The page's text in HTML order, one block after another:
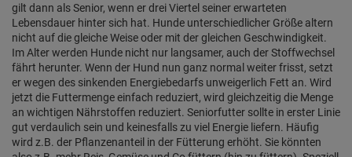
gilt dann als Senior, wenn er drei Viertel seiner erwarteten
Lebensdauer hinter sich hat. Hunde unterschiedlicher Größe altern
nicht auf die gleiche Weise oder mit der gleichen Geschwindigkeit.
Im Alter werden Hunde nicht nur langsamer, auch der Stoffwechsel
fährt herunter. Wenn der Hund nun ganz normal weiter frisst, setzt
er wegen des sinkenden Energiebedarfs unweigerlich Fett an. Wird
jetzt die Futtermenge einfach reduziert, wird gleichzeitig die Menge
an wichtigen Nährstoffen reduziert. Seniorfutter sollte in erster Linie
gut verdaulich sein und keinesfalls zu viel Energie liefern. Häufig
wird z.B. der Pflanzenanteil in der Fütterung erhöht. Sie könnten